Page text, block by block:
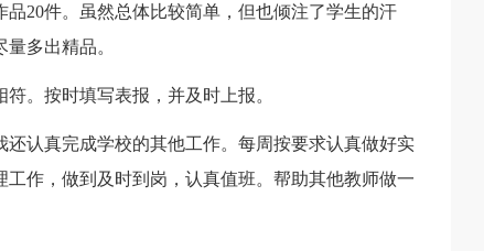
20件。虽然总体比较简单，但也倾注了学生的汗
多出精品。
。按时填写表报，并及时上报。
认真完成学校的其他工作。每周按要求认真做好实
作，做到及时到岗，认真值班。帮助其他教师做一